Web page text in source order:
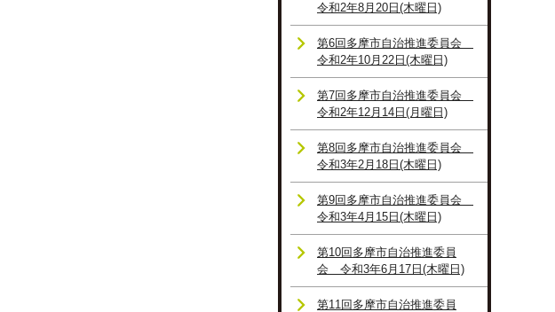
令和2年8月20日(木曜日)
第6回多摩市自治推進委員会
令和2年10月22日(木曜日)
第7回多摩市自治推進委員会
令和2年12月14日(月曜日)
第8回多摩市自治推進委員会
令和3年2月18日(木曜日)
第9回多摩市自治推進委員会
令和3年4月15日(木曜日)
第10回多摩市自治推進委員
会 令和3年6月17日(木曜日)
第11回多摩市自治推進委員